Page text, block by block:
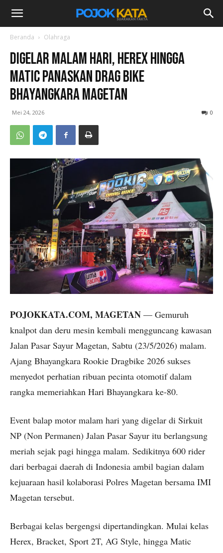
Beranda Olahraga
Digelar Malam Hari, Herex hingga
Matic Panaskan Drag Bike
Bhayangkara Magetan
Mei 24, 2026 0
POJOKKATA.COM, MAGETAN — Gemuruh
knalpot dan deru mesin kembali mengguncang kawasan
Jalan Pasar Sayur Magetan, Sabtu (23/5/2026) malam.
Ajang Bhayangkara Rookie Dragbike 2026 sukses
menyedot perhatian ribuan pecinta otomotif dalam
rangka memeriahkan Hari Bhayangkara ke-80.
Event balap motor malam hari yang digelar di Sirkuit
NP (Non Permanen) Jalan Pasar Sayur itu berlangsung
meriah sejak pagi hingga malam. Sedikitnya 600 rider
dari berbagai daerah di Indonesia ambil bagian dalam
kejuaraan hasil kolaborasi Polres Magetan bersama IMI
Magetan tersebut.
Berbagai kelas bergengsi dipertandingkan. Mulai kelas
Herex, Bracket, Sport 2T, AG Style, hingga Matic